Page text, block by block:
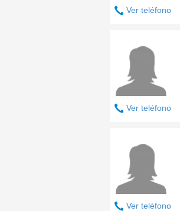
Ver teléfono
Ver teléfono
Ver teléfono